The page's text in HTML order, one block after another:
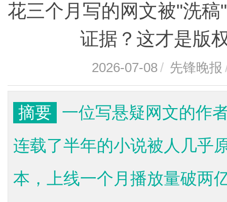
花三个月写的网文被"洗
证据？这才是版
2026-07-08/ 先锋晚报
摘要
一位写悬疑网文的作
连载了半年的小说被人几乎
本，上线一个月播放量破两